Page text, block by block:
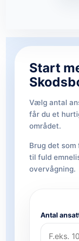
Start
Vælg antal
får du et
området.
Brug det
til fuld
overvågning.
Antal